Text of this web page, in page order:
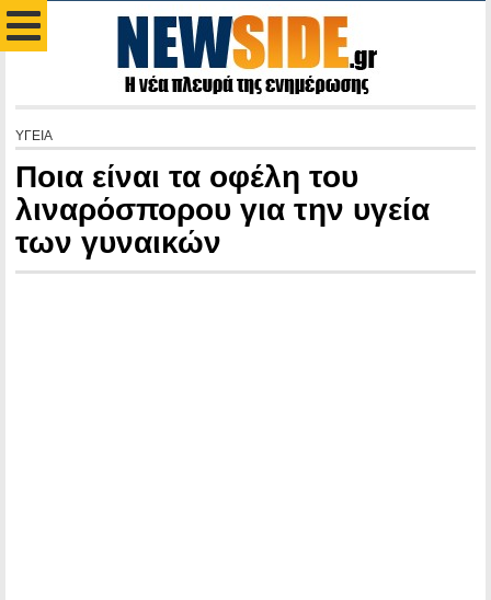
ΥΓΕΙΑ
Ποια είναι τα οφέλη του
λιναρόσπορου για την υγεία
των γυναικών